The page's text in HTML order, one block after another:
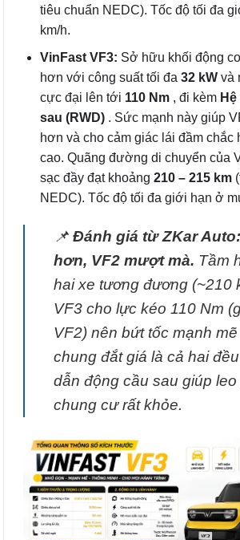
tiêu chuẩn NEDC). Tốc độ tối đa
km/h.
VinFast VF3: Sở hữu khối động
hơn với công suất tối đa 32 kW và
cực đại lên tới 110 Nm , đi kèm
sau (RWD) . Sức mạnh này giúp
hơn và cho cảm giác lái đầm chắc
cao. Quãng đường di chuyển của
sạc đầy đạt khoảng 210 – 215 km
NEDC). Tốc độ tối đa giới hạn ở
📌 Đánh giá từ ZKar Auto:
hơn, VF2 mượt mà. Tầm
hai xe tương đương (~210
VF3 cho lực kéo 110 Nm
VF2) nên bứt tốc mạnh
chung đắt giá là cả hai
dẫn động cầu sau giúp
chung cư rất khỏe.